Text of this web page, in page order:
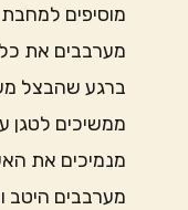
מוסיפים למחבת
מערבבים את כל
ברגע שהבצל
ממשיכים לטגן
מנמיכים את
מערבבים היטב